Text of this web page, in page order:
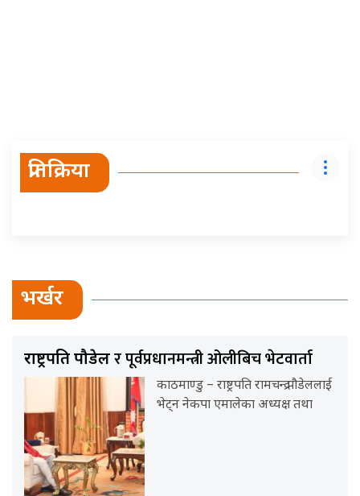
प्रतिक्रिया
भर्खर
राष्ट्रपति पौडेलर पूर्वप्रधानमन्त्री ओलीबिच भेटवार्ता
काठमाण्डु – राष्ट्रपति रामचन्द्र पौडेललाई
भेट्न नेकपा एमालेका अध्यक्ष तथा